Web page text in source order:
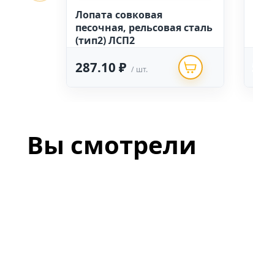
Лопата совковая
песочная, рельсовая сталь
(тип2) ЛСП2
287.10 ₽ / шт.
Вы смотрели